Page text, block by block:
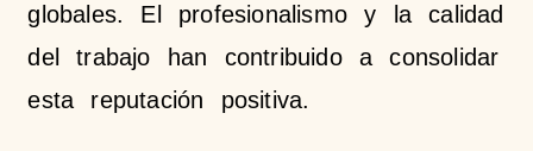
globales. El profesionalismo y la calidad
del trabajo han contribuido a consolidar
esta reputación positiva.